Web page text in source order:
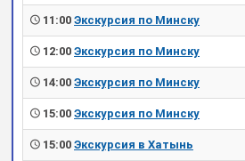
11:00 Экскурсия по Минску
12:00 Экскурсия по Минску
14:00 Экскурсия по Минску
15:00 Экскурсия по Минску
15:00 Экскурсия в Хатынь